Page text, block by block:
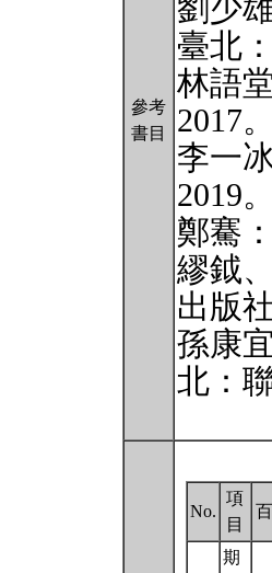
參考
書目
劉少
臺北
林語
2017。
李一
2019。
鄭騫
繆鉞
出版
孫康
北：
No.
項
目
期